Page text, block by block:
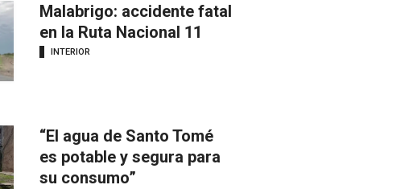
Malabrigo: accidente fatal
en la Ruta Nacional 11
INTERIOR
“El agua de Santo Tomé
es potable y segura para
su consumo”